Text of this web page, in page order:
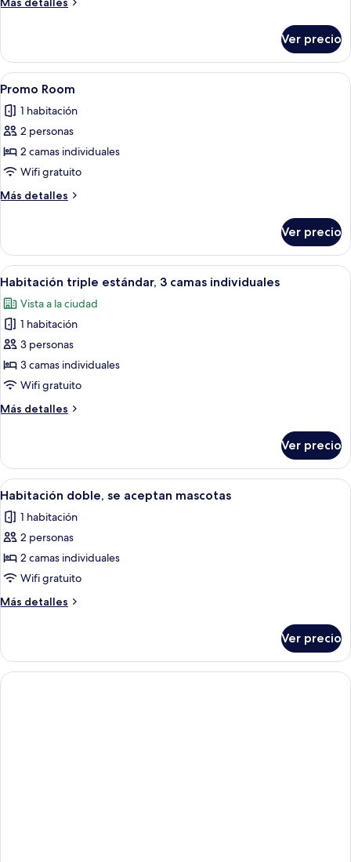
balcón,
a
la
alberca
doble,
balcón,
vista
la
alberca
Ver precio
Abrir
todas
las
fotos
de
Promo
Room
Habitación de hotel ordenada con
6
Promo Room
1 habitación
2 personas
2 camas individuales
Wifi gratuito
Más detalles
Más
Room
Ver precio
Abrir
todas
las
fotos
de
Habitación
triple
3
Caja de seguridad en la habitación,
4
Habitación triple estándar, 3 camas individuales
Vista a la ciudad
1 habitación
3 personas
3 camas individuales
Wifi gratuito
Más detalles
Más
triple
estándar,
3
individuales
Ver precio
Abrir
todas
las
fotos
de
Habitación
doble,
se
mascotas
Caja de seguridad en la habitación,
4
Habitación doble, se aceptan mascotas
1 habitación
2 personas
2 camas individuales
Wifi gratuito
Más detalles
Más
doble,
se
aceptan
Ver precio